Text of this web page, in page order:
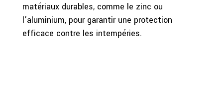
matériaux durables, comme le zinc ou
l’aluminium, pour garantir une protection
efficace contre les intempéries.